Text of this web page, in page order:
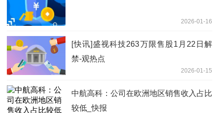
2026-01-16
[快讯]盛视科技263万限售股1月22日解
禁-观热点
2026-01-15
中航高科：公司在欧洲地区销售收入占比
较低_快报